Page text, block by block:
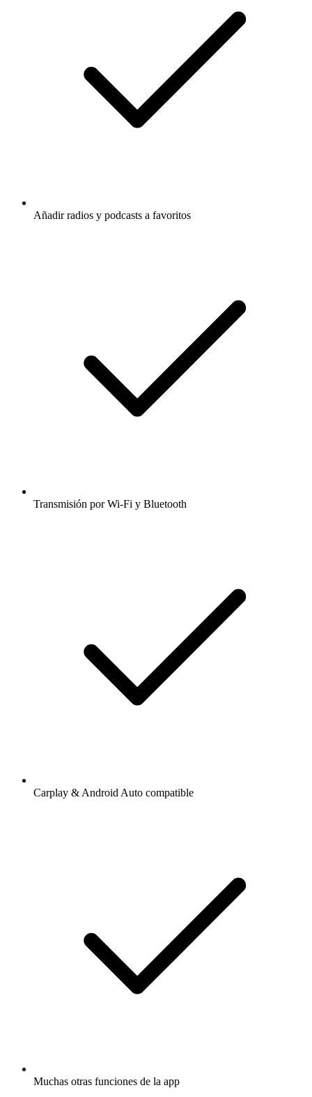
Añadir radios y podcasts a favoritos
Transmisión por Wi-Fi y Bluetooth
Carplay & Android Auto compatible
Muchas otras funciones de la app